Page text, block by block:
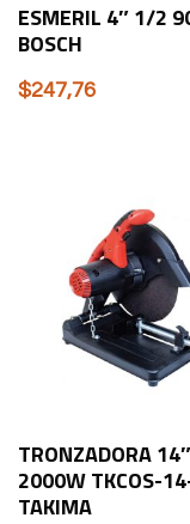
ESMERIL 4″ 1/2
BOSCH
$247,76
TRONZADORA 14″
2000W TKCOS-
TAKIMA